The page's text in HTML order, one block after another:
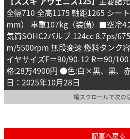
全幅710 全高1175 軸距1265 シー
mm） 車重107kg（装備）■空冷4
気筒SOHC2バルブ 124cc 8.7ps/
m/5500rpm 無段変速 燃料タンク
イヤサイズF＝90/90-12 R＝90/
格:28万4900円 ●色:白×黒、黒、
日：2025年10月28日
縦スクロールで次の
記事へ戻る